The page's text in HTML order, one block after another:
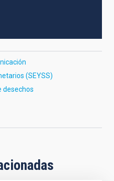
(SEYSS)
desechos